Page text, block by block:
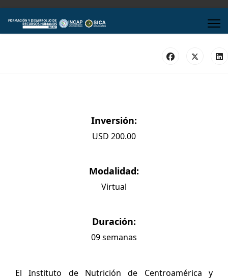
Inversión:
USD 200.00
Modalidad:
Virtual
Duración:
09 semanas
El Instituto de Nutrición de Centroamérica y